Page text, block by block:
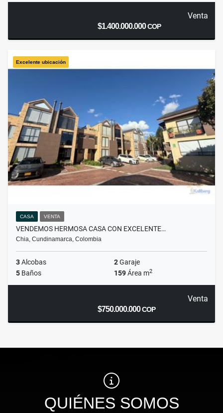
Venta
$1.400.000.000COP
Excelente ubicación
CASA VENTA
VENDEMOS HERMOSA CASA CON EXCELENTE…
Chia, Cundinamarca, Colombia
3Alcobas 2Garaje
5 Baños 159Área m2
Venta
$750.000.000COP
QUIÉNES SOMOS